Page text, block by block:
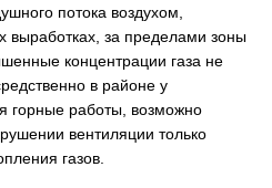
потока воздухом,
за пределами зоны
концентрации газа не
в районе у
горные работы, возможно
вентиляции только
газов.